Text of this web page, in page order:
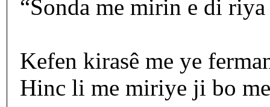
“Sonda me mirin e di
Kefen kirasê me ye
Hinc li me miriye ji bo